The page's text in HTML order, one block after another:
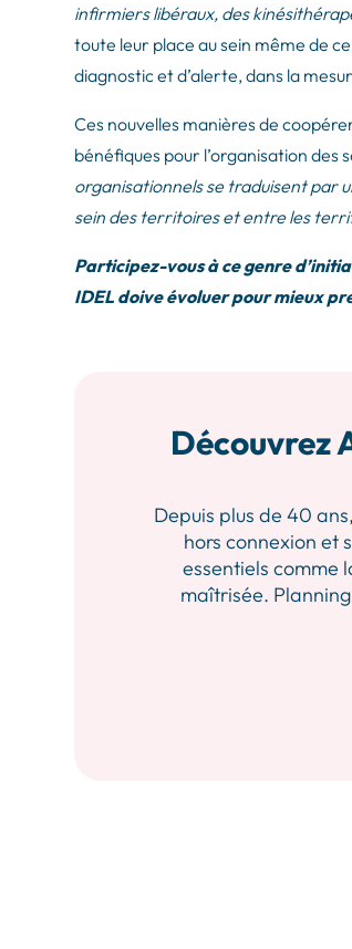
infirmiers libéraux, des
toute leur place au sein même de
diagnostic et d’alerte, dans la
Ces nouvelles manières de
bénéfiques pour l’organisation des
organisationnels se traduisent par
sein des territoires et entre les
Participez-vous à ce genre
IDEL doive évoluer pour mieux
Découvrez
Depuis plus de 40
hors connexion et
essentiels comme
maîtrisée.